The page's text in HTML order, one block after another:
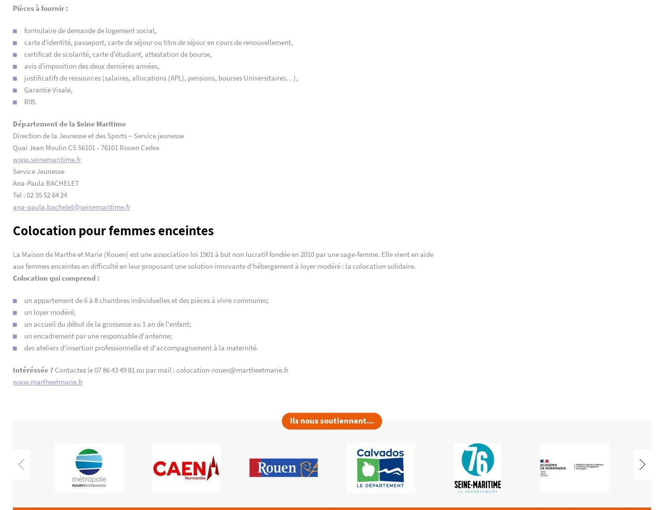
Pièces à fournir :
formulaire de demande de logement social,
carte d’identité, passeport, carte de séjour ou titre de séjour en cours de renouvellement,
certificat de scolarité, carte d’étudiant, attestation de bourse,
avis d’imposition des deux dernières années,
justificatifs de ressources (salaires, allocations (APL), pensions, bourses Universitaires…),
Garantie Visale,
RIB.
Département de la Seine Maritime
Direction de la Jeunesse et des Sports – Service jeunesse
Quai Jean Moulin CS 56101 - 76101 Rouen Cedex
www.seinemaritime.fr
Service Jeunesse
Ana-Paula BACHELET
Tel : 02 35 52 64 24
ana-paula.bachelet@seinemaritime.fr
Colocation pour femmes enceintes
La Maison de Marthe et Marie (Rouen) est une association loi 1901 à but non lucratif fondée en 2010 par une sage-femme. Elle vient en aide
aux femmes enceintes en difficulté en leur proposant une solution innovante d'hébergement à loyer modéré : la colocation solidaire.
Colocation qui comprend :
un appartement de 6 à 8 chambres individuelles et des pièces à vivre communes;
un loyer modéré;
un accueil du début de la grossesse au 1 an de l'enfant;
un encadrement par une responsable d'antenne;
des ateliers d'insertion professionnelle et d'accompagnement à la maternité.
Intéréssée ? Contactez le 07 86 43 49 81 ou par mail : colocation-rouen@martheetmarie.fr
www.martheetmarie.fr
Ils nous soutiennent...